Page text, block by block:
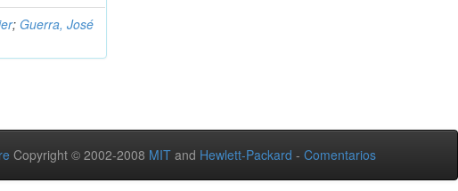
; Guerra, José
Copyright © 2002-2008 MIT and Hewlett-Packard - Comentarios